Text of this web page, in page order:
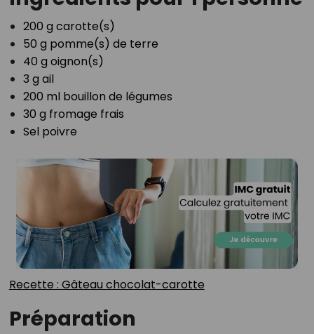
200 g carotte(s)⁣
50 g pomme(s) de terre⁣
40 g oignon(s)⁣
3 g ail⁣
200 ml bouillon de légumes⁣
30 g fromage frais ⁣
Sel poivre⁣
Recette : Gâteau chocolat-carotte⁣
Préparation